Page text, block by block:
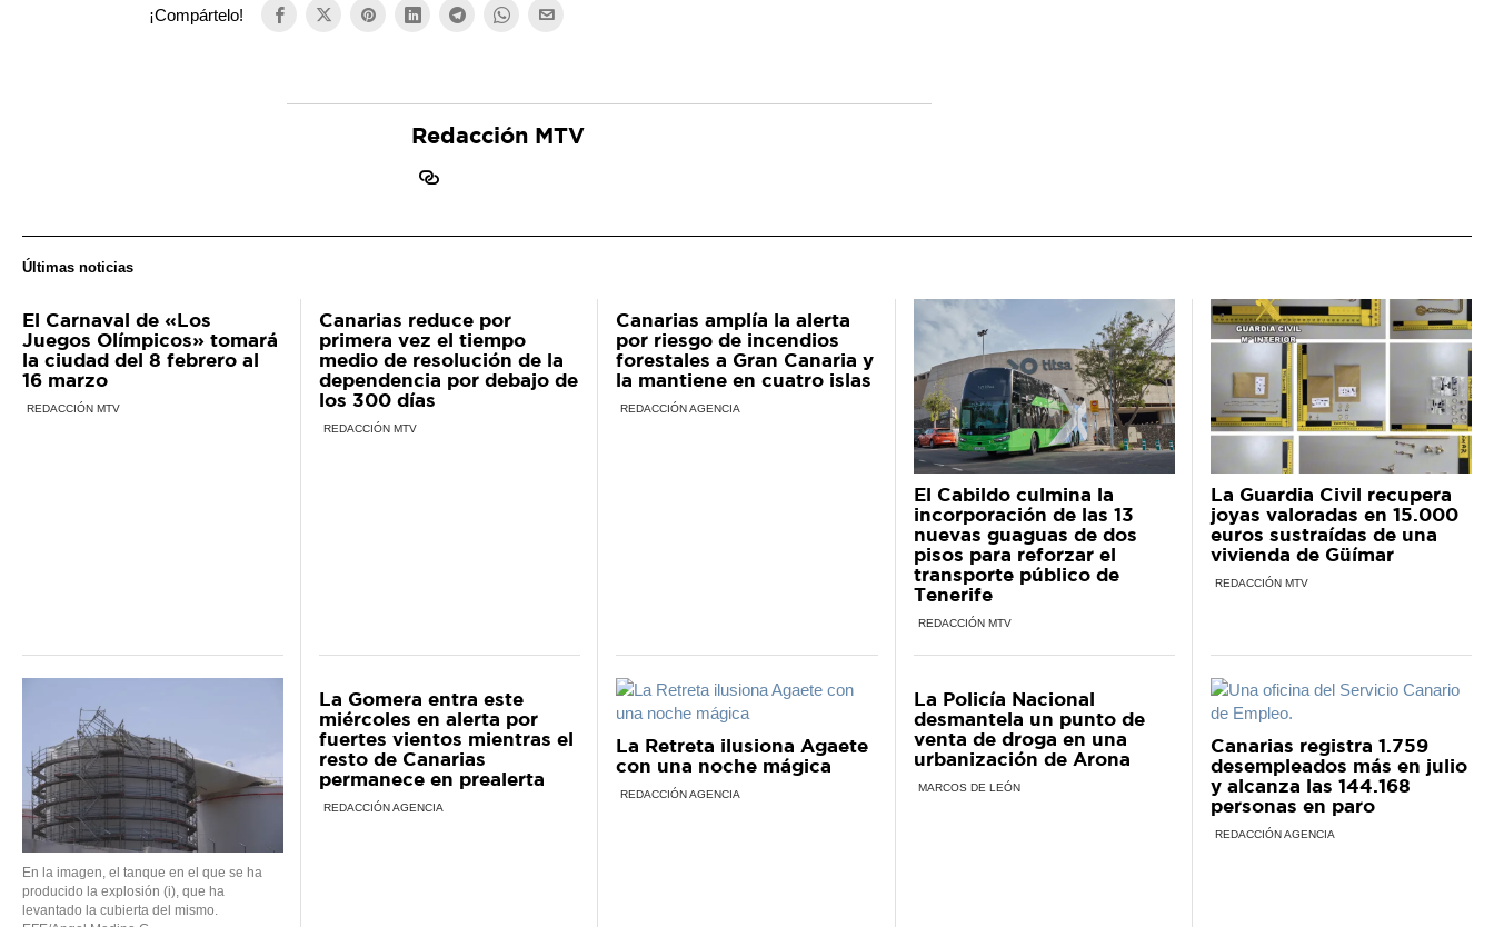
¡Compártelo!
Redacción MTV
Últimas noticias
El Carnaval de «Los
Juegos Olímpicos» tomará
la ciudad del 8 febrero al
16 marzo
REDACCIÓN MTV
Canarias reduce por
primera vez el tiempo
medio de resolución de la
dependencia por debajo de
los 300 días
REDACCIÓN MTV
Canarias amplía la alerta
por riesgo de incendios
forestales a Gran Canaria y
la mantiene en cuatro islas
REDACCIÓN AGENCIA
El Cabildo culmina la
incorporación de las 13
nuevas guaguas de dos
pisos para reforzar el
transporte público de
Tenerife
REDACCIÓN MTV
La Guardia Civil recupera
joyas valoradas en 15.000
euros sustraídas de una
vivienda de Güímar
REDACCIÓN MTV
En la imagen, el tanque en el que se ha
producido la explosión (i), que ha
levantado la cubierta del mismo.
La Gomera entra este
miércoles en alerta por
fuertes vientos mientras el
resto de Canarias
permanece en prealerta
REDACCIÓN AGENCIA
La Retreta ilusiona Agaete
con una noche mágica
REDACCIÓN AGENCIA
La Policía Nacional
desmantela un punto de
venta de droga en una
urbanización de Arona
MARCOS DE LEÓN
Canarias registra 1.759
desempleados más en julio
y alcanza las 144.168
personas en paro
REDACCIÓN AGENCIA